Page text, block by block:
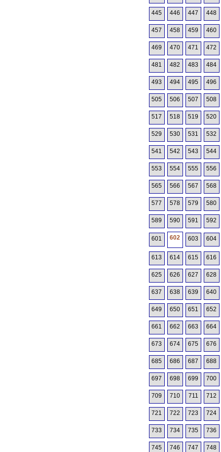
445 446 447 448
457 458 459 460
469 470 471 472
481 482 483 484
493 494 495 496
505 506 507 508
517 518 519 520
529 530 531 532
541 542 543 544
553 554 555 556
565 566 567 568
577 578 579 580
589 590 591 592
601 602 603 604
613 614 615 616
625 626 627 628
637 638 639 640
649 650 651 652
661 662 663 664
673 674 675 676
685 686 687 688
697 698 699 700
709 710 711 712
721 722 723 724
733 734 735 736
745 746 747 748